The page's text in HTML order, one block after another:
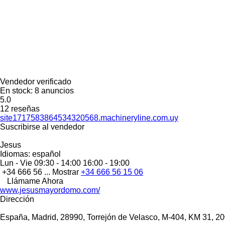
Vendedor verificado
En stock: 8 anuncios
5.0
12 reseñas
site1717583864534320568.machineryline.com.uy
Suscribirse al vendedor
Jesus
Idiomas: español
Lun - Vie 09:30 - 14:00 16:00 - 19:00
+34 666 56 ... Mostrar +34 666 56 15 06
Llámame Ahora
www.jesusmayordomo.com/
Dirección
España, Madrid, 28990, Torrejón de Velasco, M-404, KM 31,